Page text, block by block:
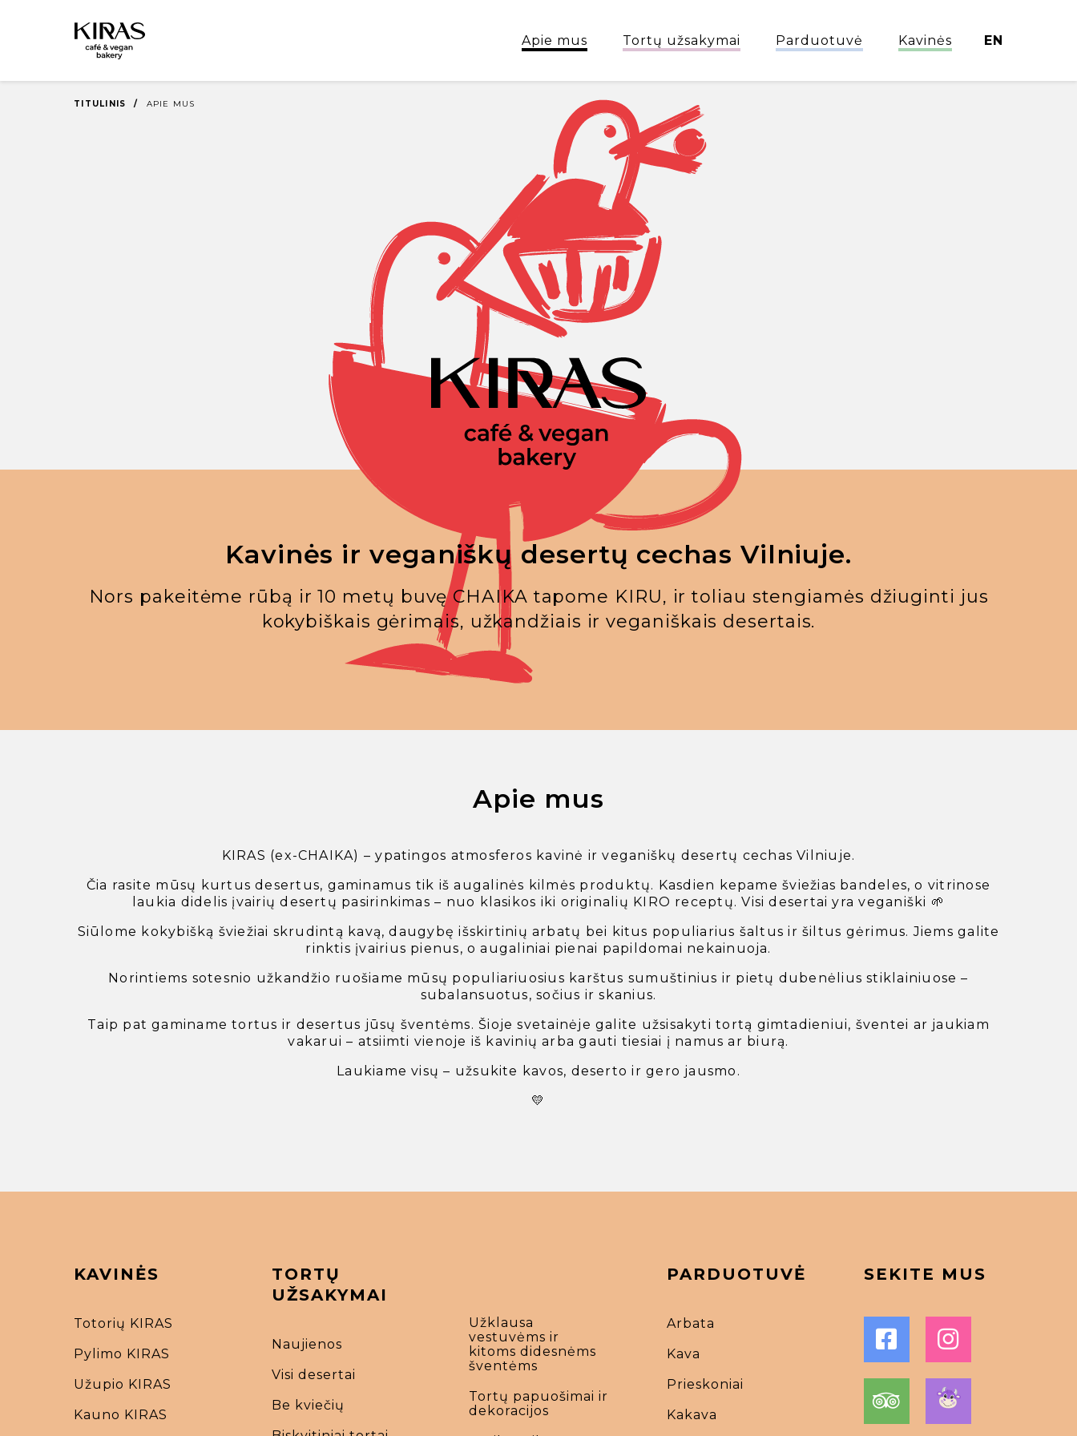
Apie mus Tortų užsakymai Parduotuvė Kavinės EN
TITULINIS / APIE MUS
Kavinės ir veganiškų desertų cechas Vilniuje.
Nors pakeitėme rūbą ir 10 metų buvę CHAIKA tapome KIRU, ir toliau stengiamės džiuginti jus
kokybiškais gėrimais, užkandžiais ir veganiškais desertais.
Apie mus
KIRAS (ex-CHAIKA) – ypatingos atmosferos kavinė ir veganiškų desertų cechas Vilniuje.
Čia rasite mūsų kurtus desertus, gaminamus tik iš augalinės kilmės produktų. Kasdien kepame šviežias bandeles, o vitrinose
laukia didelis įvairių desertų pasirinkimas – nuo klasikos iki originalių KIRO receptų. Visi desertai yra veganiški 🌱
Siūlome kokybišką šviežiai skrudintą kavą, daugybę išskirtinių arbatų bei kitus populiarius šaltus ir šiltus gėrimus. Jiems galite
rinktis įvairius pienus, o augaliniai pienai papildomai nekainuoja.
Norintiems sotesnio užkandžio ruošiame mūsų populiariuosius karštus sumuštinius ir pietų dubenėlius stiklainiuose –
subalansuotus, sočius ir skanius.
Taip pat gaminame tortus ir desertus jūsų šventėms. Šioje svetainėje galite užsisakyti tortą gimtadieniui, šventei ar jaukiam
vakarui – atsiimti vienoje iš kavinių arba gauti tiesiai į namus ar biurą.
Laukiame visų – užsukite kavos, deserto ir gero jausmo.
💛
KAVINĖS
Totorių KIRAS
Pylimo KIRAS
Užupio KIRAS
Kauno KIRAS
TORTŲ
UŽSAKYMAI
Naujienos
Visi desertai
Be kviečių
Užklausa
vestuvėms ir
kitoms didesnėms
šventėms
Tortų papuošimai ir
dekoracijos
PARDUOTUVĖ
Arbata
Kava
Prieskoniai
Kakava
SEKITE MUS